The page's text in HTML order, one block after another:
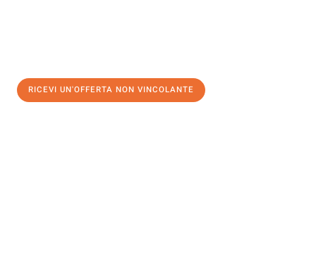
RICEVI UN'OFFERTA NON VINCOLANTE